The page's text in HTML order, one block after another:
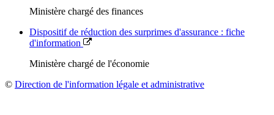
Ministère chargé des finances
Dispositif de réduction des surprimes d'assurance : fiche
d'information
Ministère chargé de l'économie
© Direction de l'information légale et administrative